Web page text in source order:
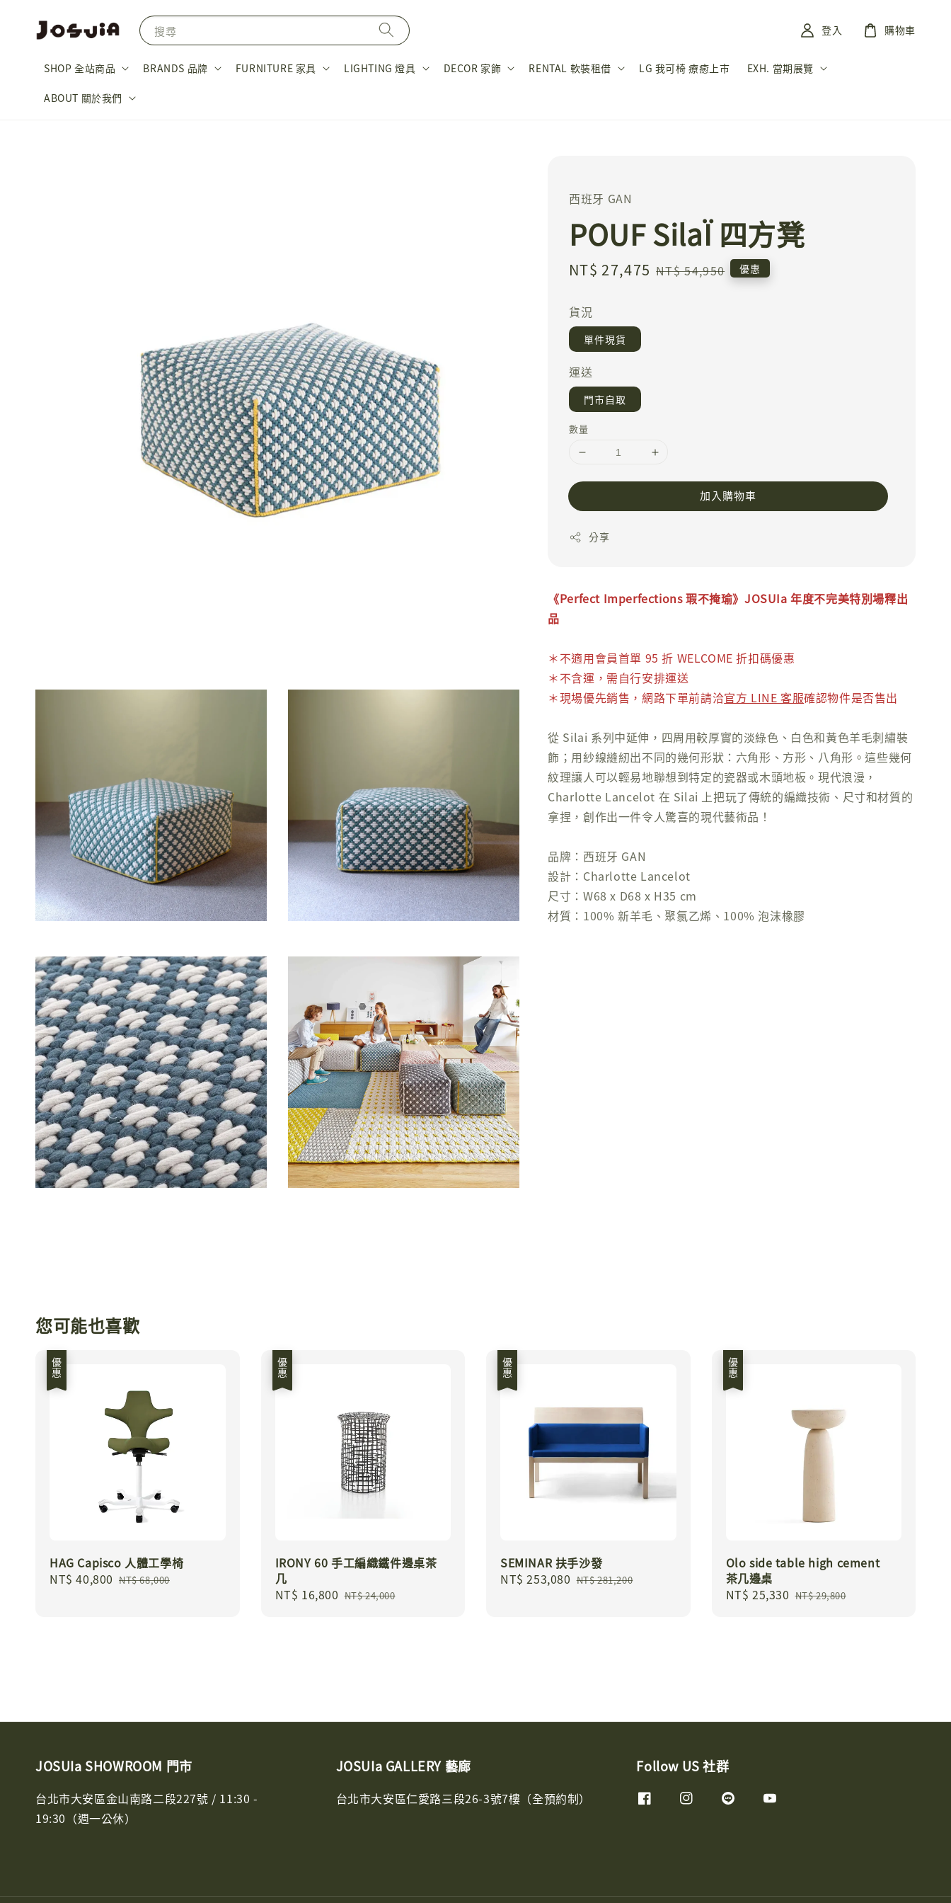
搜尋
SHOP 全站商品 BRANDS 品牌 FURNITURE 家具 LIGHTING 燈具 DECOR 家飾 RENTAL 軟裝租借 LG 我可椅 療癒上市 EXH. 當期展覽
ABOUT 關於我們
登入 購物車
西班牙 GAN
POUF SilaÏ 四方凳
Sale
NT$ 27,475 Regular
NT$ 54,950 優惠
貨況
單件現貨
運送
門市自取
數量
加入購物車
分享
《Perfect Imperfections瑕不掩瑜》JOSUIa 年度不完美特別場釋出
品
＊不適用會員首單 95 折 WELCOME 折扣碼優惠
＊不含運，需自行安排運送
＊現場優先銷售，網路下單前請洽官方 LINE 客服確認物件是否售出
從 Silai 系列中延伸，四周用較厚實的淡綠色、白色和黃色羊毛刺繡裝
飾；用紗線縫紉出不同的幾何形狀：六角形、方形、八角形。這些幾何
紋理讓人可以輕易地聯想到特定的瓷器或木頭地板。現代浪漫，
Charlotte Lancelot 在 Silai 上把玩了傳統的編織技術、尺寸和材質的
拿捏，創作出一件令人驚喜的現代藝術品！
品牌：西班牙 GAN
設計：Charlotte Lancelot
尺寸：W68 x D68 x H35 cm
材質：100% 新羊毛、聚氯乙烯、100% 泡沫橡膠
您可能也喜歡
優惠
HAG Capisco 人體工學椅
Sale
NT$ 40,800 Regular
NT$ 68,000
優惠
IRONY 60 手工編織鐵件邊桌茶
几
Sale
NT$ 16,800 Regular
NT$ 24,000
優惠
SEMINAR 扶手沙發
Sale
NT$ 253,080 Regular
NT$ 281,200
優惠
Olo side table high cement
茶几邊桌
Sale
NT$ 25,330 Regular
NT$ 29,800
JOSUIa SHOWROOM 門市
台北市大安區金山南路二段227號 / 11:30 -
19:30（週一公休）
JOSUIa GALLERY 藝廊
台北市大安區仁愛路三段26-3號7樓（全預約制）
Follow US 社群